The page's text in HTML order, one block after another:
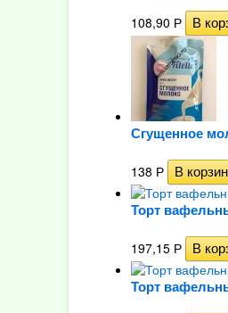
108,90 Р
Сгущенное
138 Р
Торт
197,15 Р
Торт